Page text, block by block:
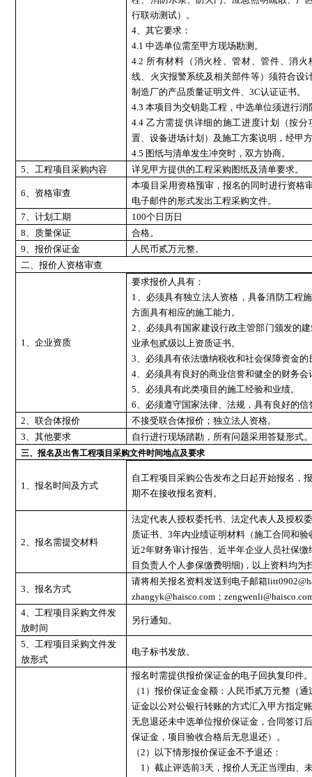
行联动测试）。
4、其它要求：
4.1 中选单位需至甲方现场勘测。
4.2 所有材料（消火栓、管材、管件、消
线、火灾报警系统及相关部件等）须符合设
制造厂的产品质量证明文件、3C认证证书。
4.3 本项目为交钥匙工程，中选单位须进行
4.4 乙方需提供详细的施工进度计划（按
置、设备进场计划）及施工方案说明，经甲
4.5 图纸与清单发生冲突时，双方协商。
5、工程项目采购内容 详见甲方提供的工程采购图纸及清单要求。
6、资格审查
本项目采用资格预审，报名的同时进行资格
电子邮件的形式发出工程采购文件。
7、计划工期
100个日历日
8、质量保证
合格。
9、报价保证金
人民币贰万元整。
二、报价人资格审查
1、企业资质
要求报价人具有：
1、必须具有独立法人资格，具备消防工程
方面具有相应的施工能力。
2、必须具有国家建设行政主管部门颁发的
业承包贰级以上资质证书。
3、必须具有依法缴纳税收和社会保障资金的
4、必须具有良好的商业信誉和健全的财务会
5、必须具有此类项目的施工经验和业绩。
6、必须遵守国家法律、法规，具有良好的
2、联合体报价
不接受联合体报价；独立法人资格。
3、其他要求
自行进行现场踏勘，所有问题采用答疑形式
三、报名及出售工程项目采购文件时间地点及要求
1、报名时间及方式
自工程项目采购公告发布之日起开始报名 ，
期不在接收报名资料。
2、报名需提交材料
法定代表人授权委托书、法定代表人及授权
质证书、3年内业绩证明材料（施工合同和
近2年财务审计报告、近半年企业人员社保
目负责人个人参保缴费明细)，以上资料均为
3、报名方式
请将相关报名资料发送到电子邮箱
zhangyk@haisco.com；
4、工程项目采购文件发
放时间
另行通知。
5、工程项目采购文件发
放形式
电子标书发放。
报名时需提供报价保证金的电子回执复印件
（ 1）报价保证金金额：人民币贰万元整（
证金以公对公银行转账的方式汇入甲方指定
无息退还未中选单位报价保证金，合同签订
保证金，项目验收合格后无息退还）。
（2）以下情形报价保证金不予退还：
1）截止评选前3天，报价人无正当理由、